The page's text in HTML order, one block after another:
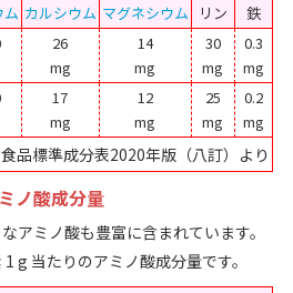
ム カルシウム マグネシウム リン
鉄
26
mg
14
mg
30
mg
0.3
mg
17
mg
12
mg
25
mg
0.2
mg
品標準成分表2020年版（八訂）より
ノ酸成分量
アミノ酸も豊富に含まれています。
g 当たりのアミノ酸成分量です。